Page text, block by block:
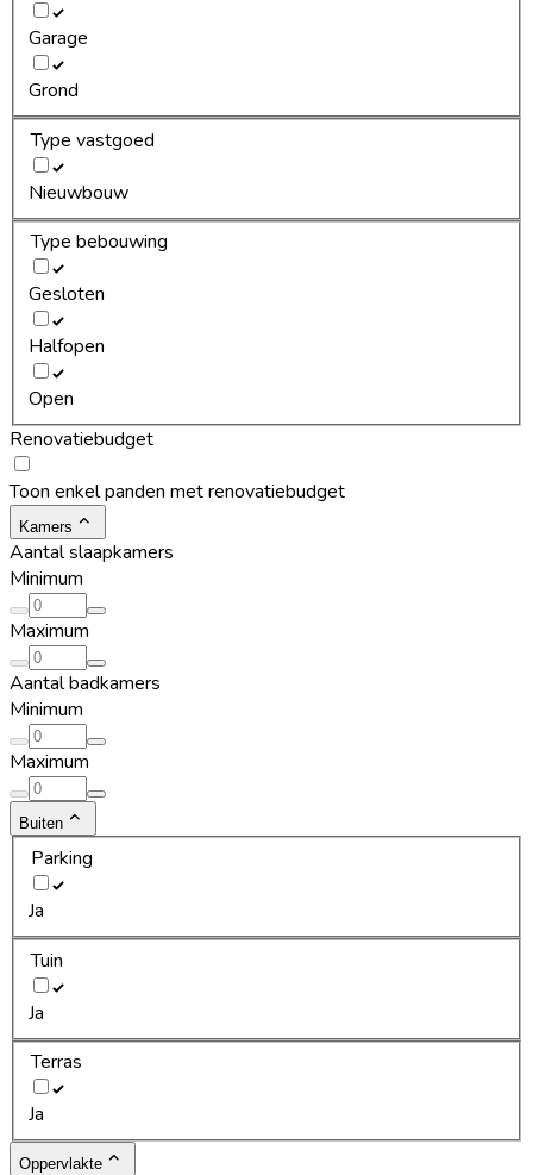
Garage
Grond
Type vastgoed
Nieuwbouw
Type bebouwing
Gesloten
Halfopen
Open
Renovatiebudget
Toon enkel panden met renovatiebudget
Kamers
Aantal slaapkamers
Minimum
Maximum
Aantal badkamers
Minimum
Maximum
Buiten
Parking
Ja
Tuin
Ja
Terras
Ja
Oppervlakte